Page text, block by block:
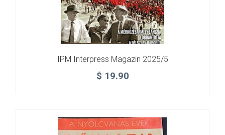
IPM Interpress Magazin 2025/5
$ 19.90